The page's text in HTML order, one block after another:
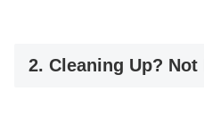
2. Cleaning Up?